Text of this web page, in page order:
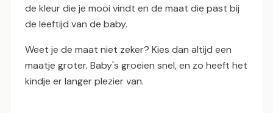
de kleur die je mooi vindt en de maat die past bij
de leeftijd van de baby.
Weet je de maat niet zeker? Kies dan altijd een
maatje groter. Baby's groeien snel, en zo heeft het
kindje er langer plezier van.